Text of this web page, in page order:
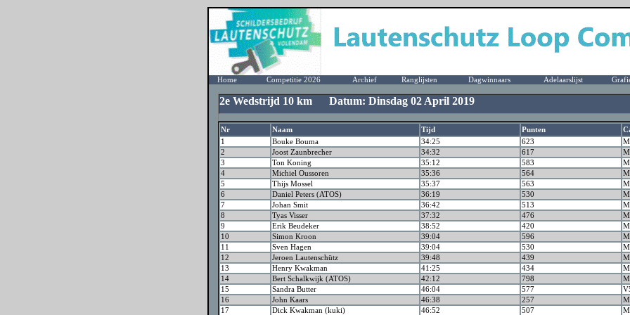
Home Competitie 2026 Archief Ranglijsten Dagwinnaars Adelaarslijst
2e Wedstrijd 10 km Datum: Dinsdag 02 April 2019
Nr Naam Tijd Punten
1
Bouke Bouma 34:25 623
2
Joost Zaunbrecher 34:32 617
3
Ton Koning 35:12 583
4
Michiel Oussoren 35:36 564
5
Thijs Mossel 35:37 563
6
Daniel Peters (ATOS) 36:19 530
7
Johan Smit 36:42 513
8
Tyas Visser 37:32 476
9
Erik Beudeker 38:52 420
10
Simon Kroon 39:04 596
11
Sven Hagen 39:04 530
12
Jeroen Lautenschütz 39:48 439
13
Henry Kwakman 41:25 434
14
Bert Schalkwijk (ATOS) 42:12 798
15
Sandra Butter 46:04 577
16
John Kaars 46:38 257
17
Dick Kwakman (kuki) 46:52 507